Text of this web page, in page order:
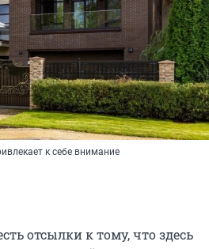
к себе внимание
отсылки к тому, что здесь